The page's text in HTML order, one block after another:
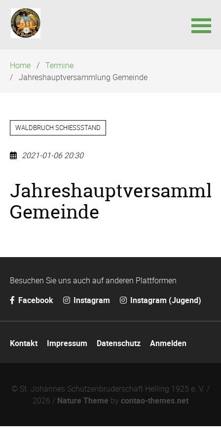
überspringen
Home
Termine
Jahreshauptversammlung Gemeinde
WALDBRUCH SCHIESSSTAND
2021-01-06 20:30
Gemeinde
Besuchen Sie uns auch auf anderen Plattformen
Facebook
Instagram Instagram (Jugend)
überspringen
Kontakt Impressum Datenschutz Anmelden
© St. Johannes Schützenbruderschaft Helling 1925 e. V. /
2026 / Nature Theme by contao-themes.net